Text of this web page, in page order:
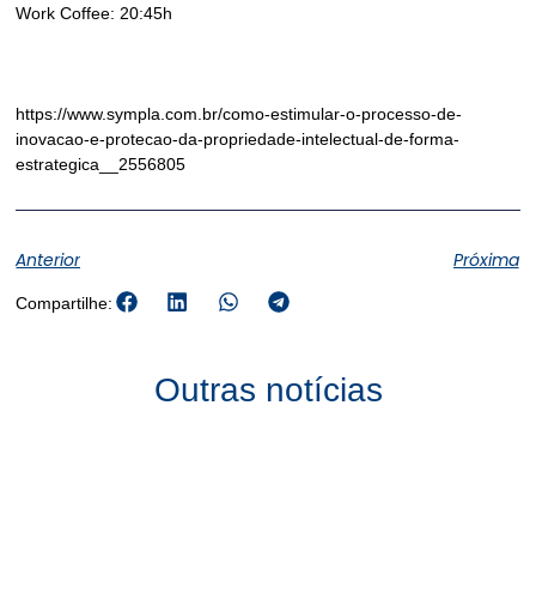
Work Coffee: 20:45h
https://www.sympla.com.br/como-estimular-o-processo-de-
inovacao-e-protecao-da-propriedade-intelectual-de-forma-
estrategica__2556805
Anterior Próxima
Compartilhe:
Outras notícias